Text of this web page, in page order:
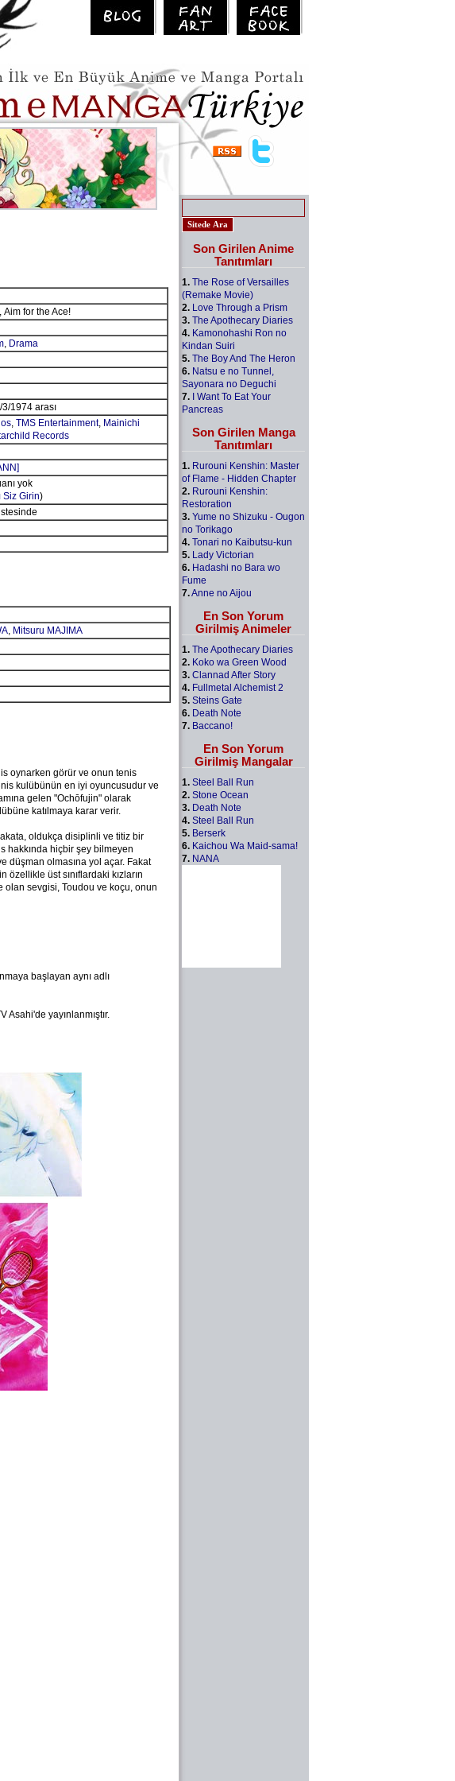
Aim for the Ace!
, Drama
1974 arası
, TMS Entertainment, Mainichi
Records
yok
Siz Girin)
, Mitsuru MAJIMA
oynarken görür ve onun tenis
kulübünün en iyi oyuncusudur ve
gelen "Ochōfujin" olarak
katılmaya karar verir.
oldukça disiplinli ve titiz bir
hakkında hiçbir şey bilmeyen
düşman olmasına yol açar. Fakat
üst sınıflardaki kızların
olan sevgisi, Toudou ve koçu, onun
başlayan aynı adlı
yayınlanmıştır.
Son Girilen Anime
Tanıtımları
1. The Rose of Versailles
(Remake Movie)
2. Love Through a Prism
3. The Apothecary Diaries
4. Kamonohashi Ron no
Kindan Suiri
5. The Boy And The Heron
6. Natsu e no Tunnel,
Sayonara no Deguchi
7. I Want To Eat Your
Pancreas
Son Girilen Manga
Tanıtımları
1. Rurouni Kenshin: Master
of Flame - Hidden Chapter
2. Rurouni Kenshin:
Restoration
3. Yume no Shizuku - Ougon
no Torikago
4. Tonari no Kaibutsu-kun
5. Lady Victorian
6. Hadashi no Bara wo
Fume
7.Anne no Aijou
En Son Yorum
Girilmiş Animeler
1. The Apothecary Diaries
2. Koko wa Green Wood
3. Clannad After Story
4. Fullmetal Alchemist 2
5. Steins Gate
6. Death Note
7. Baccano!
En Son Yorum
Girilmiş Mangalar
1. Steel Ball Run
2. Stone Ocean
3. Death Note
4. Steel Ball Run
5. Berserk
6. Kaichou Wa Maid-sama!
7. NANA